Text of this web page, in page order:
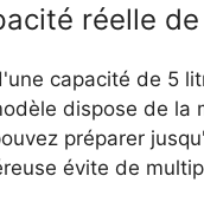
réelle
capacité de 5
dispose de la
préparer
évite de